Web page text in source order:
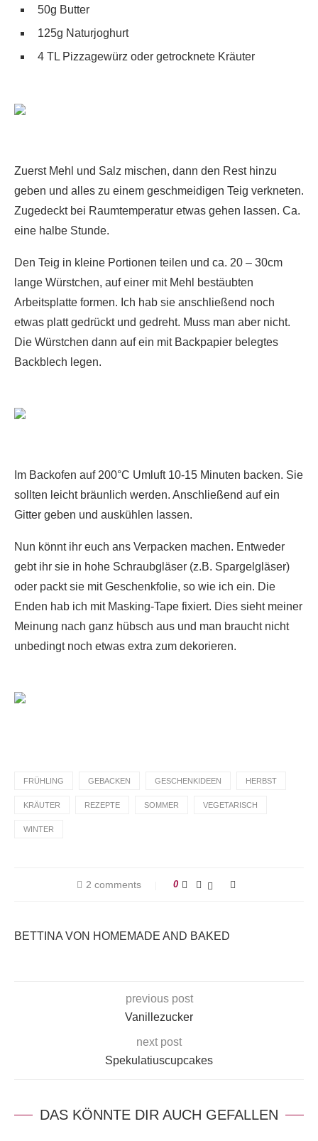
50g Butter
125g Naturjoghurt
4 TL Pizzagewürz oder getrocknete Kräuter
Zuerst Mehl und Salz mischen, dann den Rest hinzu
geben und alles zu einem geschmeidigen Teig verkneten.
Zugedeckt bei Raumtemperatur etwas gehen lassen. Ca.
eine halbe Stunde.
Den Teig in kleine Portionen teilen und ca. 20 – 30cm
lange Würstchen, auf einer mit Mehl bestäubten
Arbeitsplatte formen. Ich hab sie anschließend noch
etwas platt gedrückt und gedreht. Muss man aber nicht.
Die Würstchen dann auf ein mit Backpapier belegtes
Backblech legen.
Im Backofen auf 200°C Umluft 10-15 Minuten backen. Sie
sollten leicht bräunlich werden. Anschließend auf ein
Gitter geben und auskühlen lassen.
Nun könnt ihr euch ans Verpacken machen. Entweder
gebt ihr sie in hohe Schraubgläser (z.B. Spargelgläser)
oder packt sie mit Geschenkfolie, so wie ich ein. Die
Enden hab ich mit Masking-Tape fixiert. Dies sieht meiner
Meinung nach ganz hübsch aus und man braucht nicht
unbedingt noch etwas extra zum dekorieren.
FRÜHLING GEBACKEN GESCHENKIDEEN HERBST
KRÄUTER REZEPTE SOMMER VEGETARISCH
WINTER
2 comments 0
BETTINA VON HOMEMADE AND BAKED
previous post
Vanillezucker
next post
Spekulatiuscupcakes
DAS KÖNNTE DIR AUCH GEFALLEN